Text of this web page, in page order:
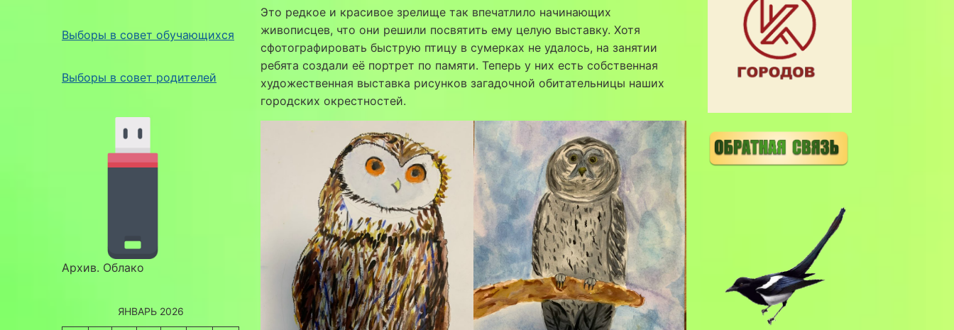
Выборы в совет обучающихся
Выборы в совет родителей
Архив. Облако
ЯНВАРЬ 2026
Это редкое и красивое зрелище так впечатлило начинающих
живописцев, что они решили посвятить ему целую выставку. Хотя
сфотографировать быструю птицу в сумерках не удалось, на занятии
ребята создали её портрет по памяти. Теперь у них есть собственная
художественная выставка рисунков загадочной обитательницы наших
городских окрестностей.